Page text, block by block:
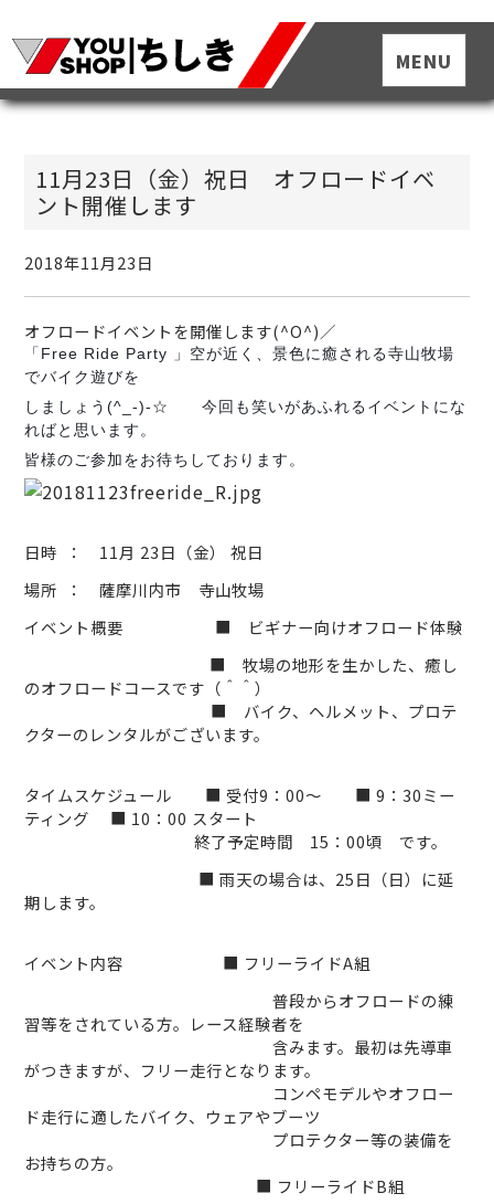
11月23日（金）祝日 オフロードイベ
ント開催します
2018年11月23日
オフロードイベントを開催します(^O^)／
「Free Ride Party 」空が近く、景色に癒される寺山牧場
でバイク遊びを
しましょう(^_-)-☆ 今回も笑いがあふれるイベントにな
ればと思います。
皆様のご参加をお待ちしております。
日時 ： 11月 23日（金） 祝日
場所
： 薩摩川内市 寺山牧場
イベント概要
■ ビギナー向けオフロード体験
■ 牧場の地形を生かした、癒し
のオフロードコースです（＾＾）
■ バイク、ヘルメット、プロテ
クターのレンタルがございます。
タイムスケジュール ■ 受付9 ：00～ ■ 9 ：30ミー
ティング ■ 10 ：00 スタート
終了予定時間 15 ：00頃 です。
■ 雨天の場合は、25日（日）に延
期します。
イベント内容 ■ フリーライドA組
普段からオフロードの練
習等をされている方。レース経験者を
含みます。最初は先導車
がつきますが、フリー走行となります。
コンペモデルやオフロー
ド走行に適したバイク、ウェアやブーツ
プロテクター等の装備を
お持ちの方。
■ フリーライドB組